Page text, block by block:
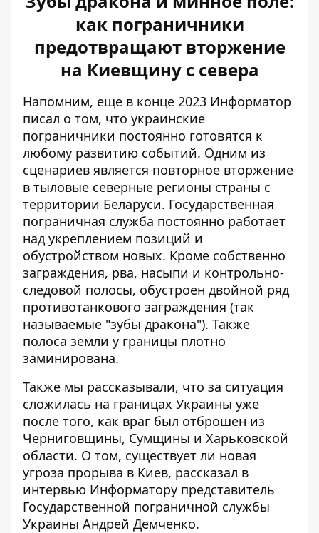
как пограничники
предотвращают вторжение
на Киевщину с севера
Напомним, еще в конце 2023 Информатор
писал о том, что украинские
пограничники постоянно готовятся к
любому развитию событий. Одним из
сценариев является повторное вторжение
в тыловые северные регионы страны с
территории Беларуси. Государственная
пограничная служба постоянно работает
над укреплением позиций и
обустройством новых. Кроме собственно
заграждения, рва, насыпи и контрольно-
следовой полосы, обустроен двойной ряд
противотанкового заграждения (так
называемые "зубы дракона"). Также
полоса земли у границы плотно
заминирована.
Также мы рассказывали, что за ситуация
сложилась на границах Украины уже
после того, как враг был отброшен из
Черниговщины, Сумщины и Харьковской
области. О том, существует ли новая
угроза прорыва в Киев, рассказал в
интервью Информатору представитель
Государственной пограничной службы
Украины Андрей Демченко.